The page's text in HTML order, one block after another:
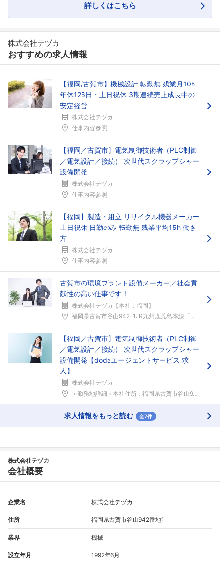
フォローしました
こちらの企業もフォローしませんか？
詳しくはこちら
株式会社テヅカ
おすすめの求人情報
【福岡/古賀市】機械設計 転勤無 残業月10h
年休126日・土日祝休 3期連続売上成長中の
安定経営
株式会社テヅカ
仕事内容参照
【福岡／古賀市】電気制御技術者（PLC制御
／電気設計／接続） 次世代スクラップシャー
設備開発
株式会社テヅカ
仕事内容参照
【福岡】製造・組立 リサイクル機器メーカー
土日祝休 日勤のみ 転勤無 残業平均15h 働き
方
株式会社テヅカ
仕事内容参照
古賀市の環境プラント設備メーカー／社会貢
献性の高い仕事です！
株式会社テヅカ【本社：福岡】
福岡県古賀市谷山942-1JR九州鹿児島本線「古賀...
【福岡／古賀市】電気制御技術者（PLC制御
／電気設計／接続） 次世代スクラップシャー
設備開発【dodaエージェントサービス 求
人】
株式会社テヅカ
＜勤務地詳細＞本社住所：福岡県古賀市谷山942-1...
求人情報をもっと読む 全7件
株式会社テヅカ
会社概要
企業名 株式会社テヅカ
住所 福岡県古賀市谷山942番地1
業界 機械
設立年月 1992年6月